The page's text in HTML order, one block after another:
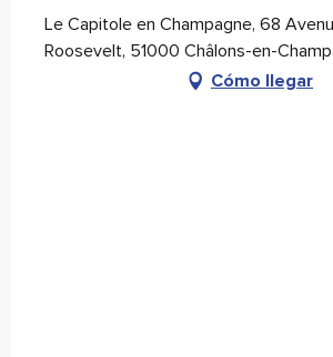
Le Capitole en Champagne, 68
Roosevelt, 51000 Châlons-en-
Cómo llegar